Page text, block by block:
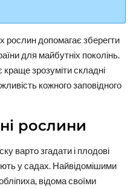
рослин допомагає зберегти
для майбутніх поколінь.
зрозуміти складні
кожного заповідного
рослини
варто згадати і плодові
у садах. Найвідомішими
відома своїми